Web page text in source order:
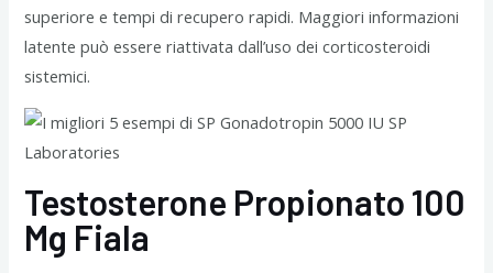
superiore e tempi di recupero rapidi. Maggiori informazioni
latente può essere riattivata dall’uso dei corticosteroidi
sistemici.
Testosterone Propionato 100
Mg Fiala